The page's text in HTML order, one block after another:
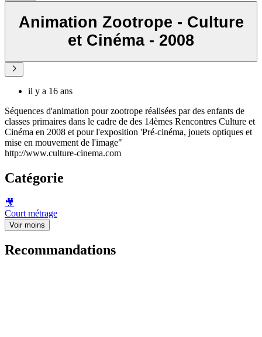
Animation Zootrope - Culture
et Cinéma - 2008
il y a 16 ans
Séquences d'animation pour zootrope réalisées par des enfants de
classes primaires dans le cadre de des 14èmes Rencontres Culture et
Cinéma en 2008 et pour l'exposition 'Pré-cinéma, jouets optiques et
mise en mouvement de l'image"
http://www.culture-cinema.com
Catégorie
🎥
Court métrage
Voir moins
Recommandations